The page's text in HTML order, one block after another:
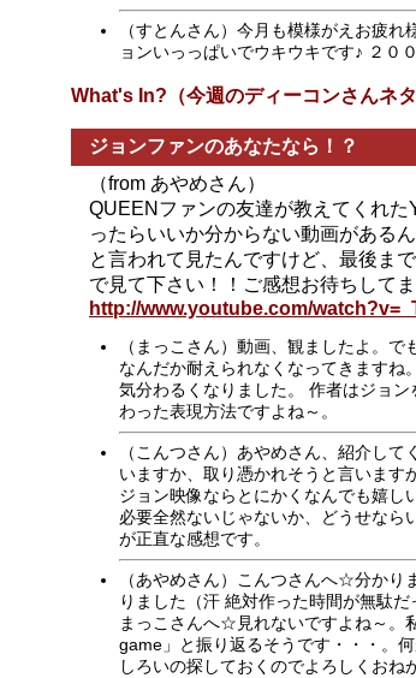
（すとんさん）今月も模様がえお疲
ョンいっっぱいでウキウキです♪ ２０
What's In?（今週のディーコンさんネタ
ジョンファンのあなたなら！？
（from あやめさん）
QUEENファンの友達が教えてくれ
ったらいいか分からない動画がある
と言われて見たんですけど、最後ま
で見て下さい！！ご感想お待ちして
http://www.youtube.com/
（まっこさん）動画、観ましたよ。
なんだか耐えられなくなってきますね
気分わるくなりました。 作者はジョ
わった表現方法ですよね～。
（こんつさん）あやめさん、紹介し
いますか、取り憑かれそうと言います
ジョン映像ならとにかくなんでも嬉し
必要全然ないじゃないか、どうせなら
が正直な感想です。
（あやめさん）こんつさんへ☆分かり
りました（汗 絶対作った時間が無駄だ
まっこさんへ☆見れないですよね～。
game」と振り返るそうです・・・。
しろいの探しておくのでよろしくおね